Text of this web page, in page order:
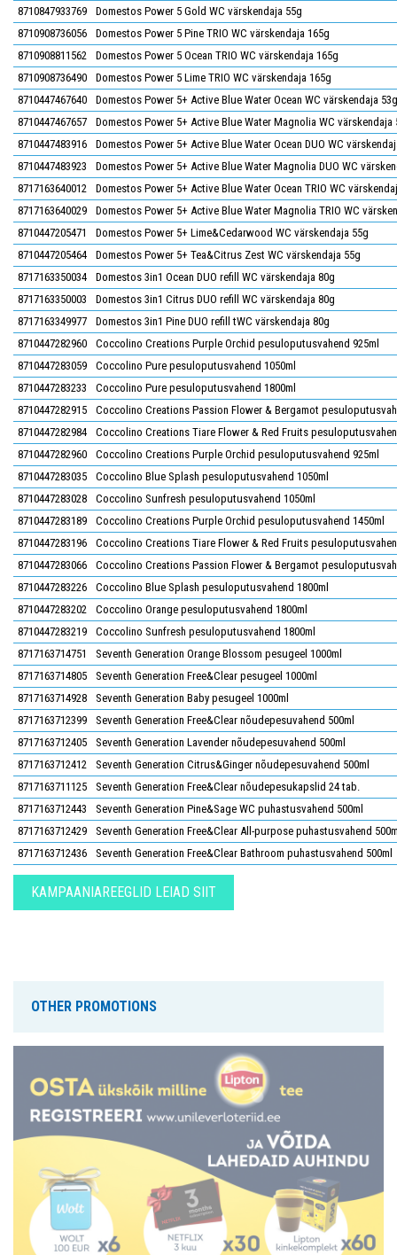
8710847933769
Domestos Power 5 Gold WC värskendaja 55g
8710908736056
Domestos Power 5 Pine TRIO WC värskendaja 165g
8710908811562
Domestos Power 5 Ocean TRIO WC värskendaja 165g
8710908736490
Domestos Power 5 Lime TRIO WC värskendaja 165g
8710447467640
Domestos Power 5+ Active Blue Water Ocean WC värskendaja 53g
8710447467657
Domestos Power 5+ Active Blue Water Magnolia WC värskendaja
8710447483916
Domestos Power 5+ Active Blue Water Ocean DUO WC
8710447483923
Domestos Power 5+ Active Blue Water Magnolia DUO WC
8717163640012
Domestos Power 5+ Active Blue Water Ocean TRIO WC
8717163640029
Domestos Power 5+ Active Blue Water Magnolia TRIO WC
8710447205471
Domestos Power 5+ Lime&Cedarwood WC värskendaja 55g
8710447205464
Domestos Power 5+ Tea&Citrus Zest WC värskendaja 55g
8717163350034
Domestos 3in1 Ocean DUO refill WC värskendaja 80g
8717163350003
Domestos 3in1 Citrus DUO refill WC värskendaja 80g
8717163349977
Domestos 3in1 Pine DUO refill tWC värskendaja 80g
8710447282960
Coccolino Creations Purple Orchid pesuloputusvahend 925ml
8710447283059
Coccolino Pure pesuloputusvahend 1050ml
8710447283233
Coccolino Pure pesuloputusvahend 1800ml
8710447282915
Coccolino Creations Passion Flower & Bergamot
8710447282984
Coccolino Creations Tiare Flower & Red Fruits
8710447282960
Coccolino Creations Purple Orchid pesuloputusvahend 925ml
8710447283035
Coccolino Blue Splash pesuloputusvahend 1050ml
8710447283028
Coccolino Sunfresh pesuloputusvahend 1050ml
8710447283189
Coccolino Creations Purple Orchid pesuloputusvahend 1450ml
8710447283196
Coccolino Creations Tiare Flower & Red Fruits
8710447283066
Coccolino Creations Passion Flower & Bergamot
8710447283226
Coccolino Blue Splash pesuloputusvahend 1800ml
8710447283202
Coccolino Orange pesuloputusvahend 1800ml
8710447283219
Coccolino Sunfresh pesuloputusvahend 1800ml
8717163714751
Seventh Generation Orange Blossom pesugeel 1000ml
8717163714805
Seventh Generation Free&Clear pesugeel 1000ml
8717163714928
Seventh Generation Baby pesugeel 1000ml
8717163712399
Seventh Generation Free&Clear nõudepesuvahend 500ml
8717163712405
Seventh Generation Lavender nõudepesuvahend 500ml
8717163712412
Seventh Generation Citrus&Ginger nõudepesuvahend 500ml
8717163711125
Seventh Generation Free&Clear nõudepesukapslid 24 tab.
8717163712443
Seventh Generation Pine&Sage WC puhastusvahend 500ml
8717163712429
Seventh Generation Free&Clear All-purpose puhastusvahend
8717163712436
Seventh Generation Free&Clear Bathroom puhastusvahend 500ml
KAMPAANIAREEGLID LEIAD SIIT
OTHER PROMOTIONS